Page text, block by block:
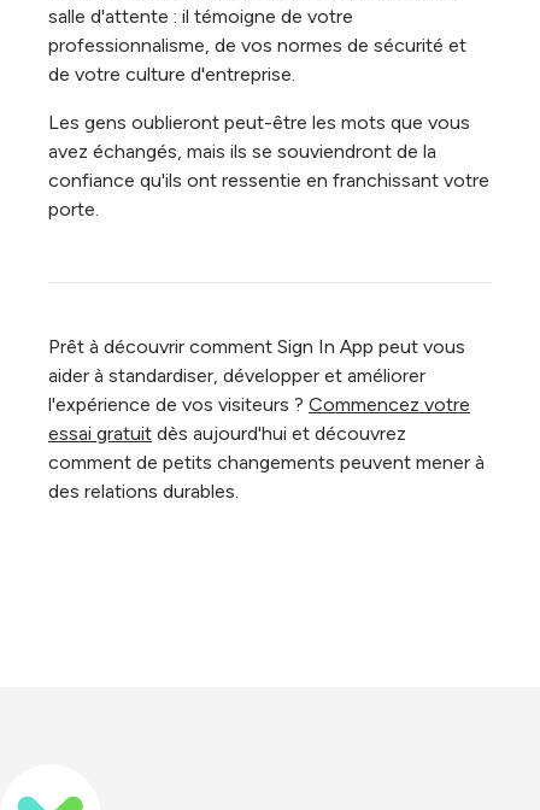
salle d'attente : il témoigne de votre
professionnalisme, de vos normes de sécurité et
de votre culture d'entreprise.
Les gens oublieront peut-être les mots que vous
avez échangés, mais ils se souviendront de la
confiance qu'ils ont ressentie en franchissant votre
porte.
Prêt à découvrir comment Sign In App peut vous
aider à standardiser, développer et améliorer
l'expérience de vos visiteurs ? Commencez votre
essai gratuit dès aujourd'hui et découvrez
comment de petits changements peuvent mener à
des relations durables.